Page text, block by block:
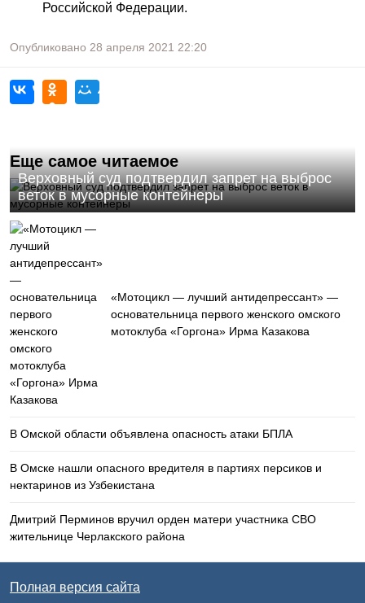
Российской Федерации.
Опубликовано 28 апреля 2021 22:20
Еще самое читаемое
Верховный суд подтвердил запрет на выброс
веток в мусорные контейнеры
«Мотоцикл — лучший антидепрессант» —
основательница первого женского омского
мотоклуба «Горгона» Ирма Казакова
В Омской области объявлена опасность атаки БПЛА
В Омске нашли опасного вредителя в партиях персиков и
нектаринов из Узбекистана
Дмитрий Перминов вручил орден матери участника СВО
жительнице Черлакского района
Полная версия сайта